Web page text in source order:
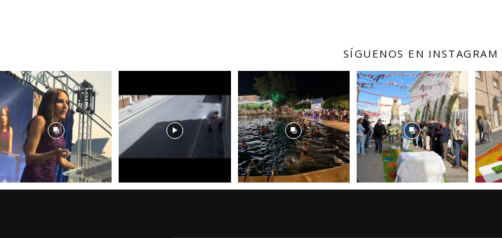
SÍGUENOS EN INSTAGRAM